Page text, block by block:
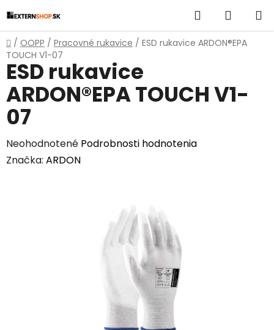
na
obsah
Hľadať
KOŠÍK
Domov
/ OOPP / Pracovné rukavice / ESD rukavice ARDON®EPA
TOUCH V1-07
ESD rukavice
ARDON®EPA TOUCH V1-
07
Priemerné
hodnotenie
Neohodnotené Podrobnosti hodnotenia
Značka: ARDON